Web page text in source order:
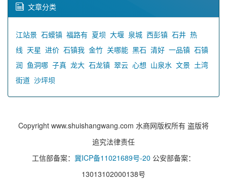
文章分类
江站景 石蟆镇 福路有 夏坝 大堰 泉城 西彭镇 石井 热
线 天星 进价 石镇我 金竹 关哪能 黑石 清好 一品镇 石镇
润 鱼洞哪 子真 龙大 石龙镇 翠云 心想 山泉水 文景 土湾
街道 沙坪坝
Copyright www.shuishangwang.com 水商网版权所有 盗版将
追究法律责任
工信部备案： 冀ICP备11021689号-20 公安部备案：
13013102000138号